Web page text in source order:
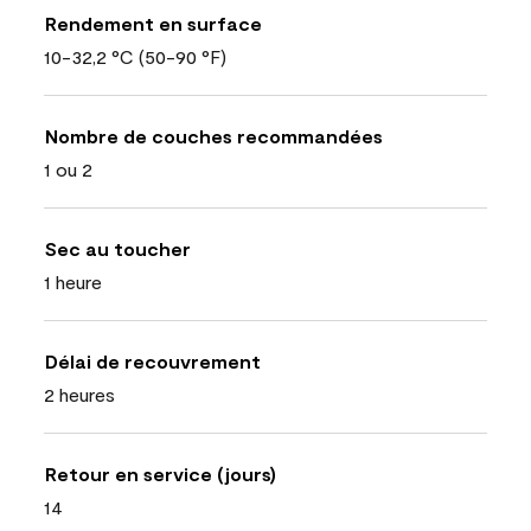
Rendement en surface
10-32,2 °C (50-90 °F)
Nombre de couches recommandées
1 ou 2
Sec au toucher
1 heure
Délai de recouvrement
2 heures
Retour en service (jours)
14